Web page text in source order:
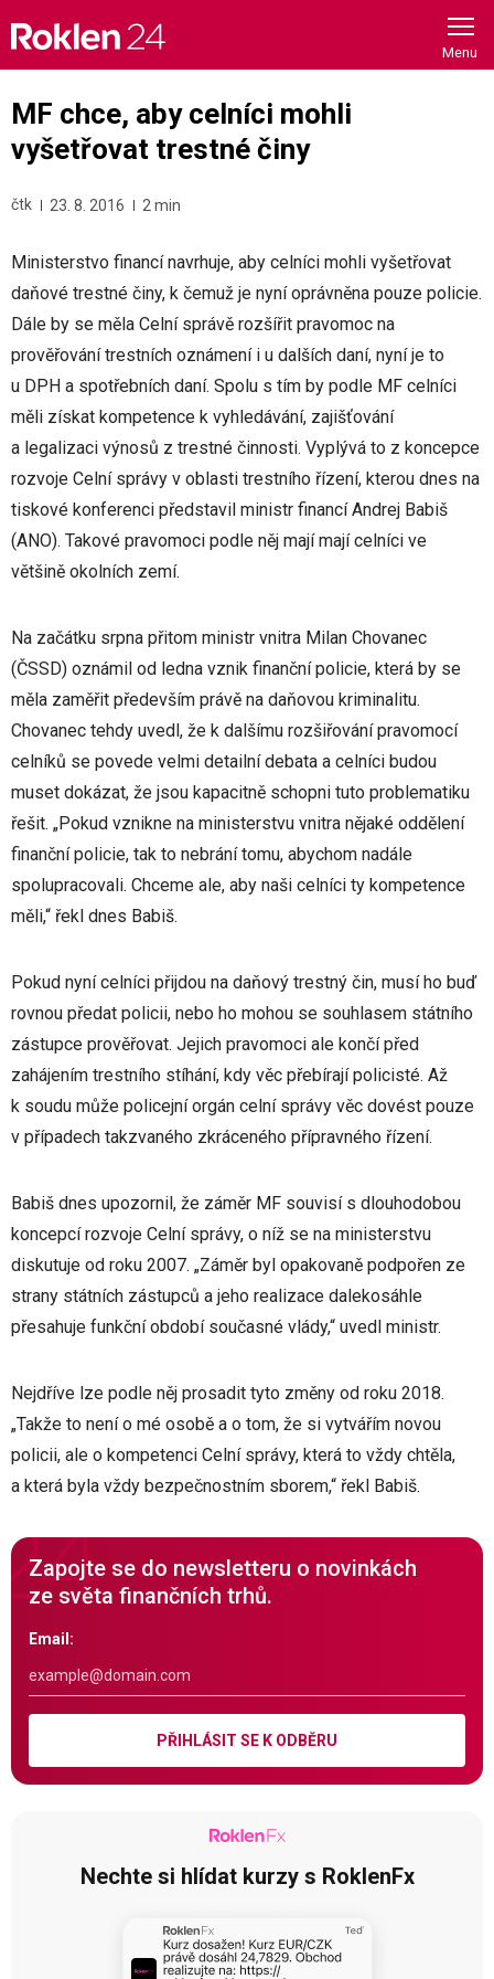
content
MF chce, aby celníci mohli
vyšetřovat trestné činy
čtk 23. 8. 2016 2 min
Ministerstvo financí navrhuje, aby celníci mohli vyšetřovat
daňové trestné činy, k čemuž je nyní oprávněna pouze policie.
Dále by se měla Celní správě rozšířit pravomoc na
prověřování trestních oznámení i u dalších daní, nyní je to
u DPH a spotřebních daní. Spolu s tím by podle MF celníci
měli získat kompetence k vyhledávání, zajišťování
a legalizaci výnosů z trestné činnosti. Vyplývá to z koncepce
rozvoje Celní správy v oblasti trestního řízení, kterou dnes na
tiskové konferenci představil ministr financí Andrej Babiš
(ANO). Takové pravomoci podle něj mají mají celníci ve
většině okolních zemí.
Na začátku srpna přitom ministr vnitra Milan Chovanec
(ČSSD) oznámil od ledna vznik finanční policie, která by se
měla zaměřit především právě na daňovou kriminalitu.
Chovanec tehdy uvedl, že k dalšímu rozšiřování pravomocí
celníků se povede velmi detailní debata a celníci budou
muset dokázat, že jsou kapacitně schopni tuto problematiku
řešit. „Pokud vznikne na ministerstvu vnitra nějaké oddělení
finanční policie, tak to nebrání tomu, abychom nadále
spolupracovali. Chceme ale, aby naši celníci ty kompetence
měli,“ řekl dnes Babiš.
Pokud nyní celníci přijdou na daňový trestný čin, musí ho buď
rovnou předat policii, nebo ho mohou se souhlasem státního
zástupce prověřovat. Jejich pravomoci ale končí před
zahájením trestního stíhání, kdy věc přebírají policisté. Až
k soudu může policejní orgán celní správy věc dovést pouze
v případech takzvaného zkráceného přípravného řízení.
Babiš dnes upozornil, že záměr MF souvisí s dlouhodobou
koncepcí rozvoje Celní správy, o níž se na ministerstvu
diskutuje od roku 2007. „Záměr byl opakovaně podpořen ze
strany státních zástupců a jeho realizace dalekosáhle
přesahuje funkční období současné vlády,“ uvedl ministr.
Nejdříve lze podle něj prosadit tyto změny od roku 2018.
„Takže to není o mé osobě a o tom, že si vytvářím novou
policii, ale o kompetenci Celní správy, která to vždy chtěla,
a která byla vždy bezpečnostním sborem,“ řekl Babiš.
Zapojte se do newsletteru o novinkách
ze světa finančních trhů.
Email:
PŘIHLÁSIT SE K ODBĚRU
Nechte si hlídat kurzy s RoklenFx